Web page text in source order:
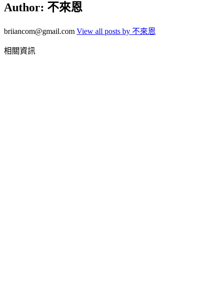
Author: 不來恩
briiancom@gmail.com View all posts by 不來恩
相關資訊